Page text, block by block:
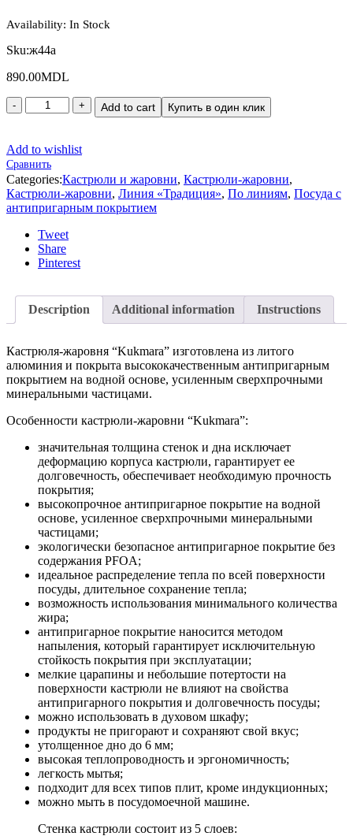
Availability: In Stock
Sku:ж44а
890.00MDL
Add to cart Купить в один клик
Add to wishlist
Сравнить
Categories:Кастрюли и жаровни, Кастрюли-жаровни,
Кастрюли-жаровни, Линия «Традиция», По линиям, Посуда с
антипригарным покрытием
Tweet
Share
Pinterest
Description Additional information Instructions
Кастрюля-жаровня “Kukmara” изготовлена из литого
алюминия и покрыта высококачественным антипригарным
покрытием на водной основе, усиленным сверхпрочными
минеральными частицами.
Особенности кастрюли-жаровни “Kukmara”:
значительная толщина стенок и дна исключает
деформацию корпуса кастрюли, гарантирует ее
долговечность, обеспечивает необходимую прочность
покрытия;
высокопрочное антипригарное покрытие на водной
основе, усиленное сверхпрочными минеральными
частицами;
экологически безопасное антипригарное покрытие без
содержания PFOA;
идеальное распределение тепла по всей поверхности
посуды, длительное сохранение тепла;
возможность использования минимального количества
жира;
антипригарное покрытие наносится методом
напыления, который гарантирует исключительную
стойкость покрытия при эксплуатации;
мелкие царапины и небольшие потертости на
поверхности кастрюли не влияют на свойства
антипригарного покрытия и долговечность посуды;
можно использовать в духовом шкафу;
продукты не пригорают и сохраняют свой вкус;
утолщенное дно до 6 мм;
высокая теплопроводность и эргономичность;
легкость мытья;
подходит для всех типов плит, кроме индукционных;
можно мыть в посудомоечной машине.
Стенка кастрюли состоит из 5 слоев: